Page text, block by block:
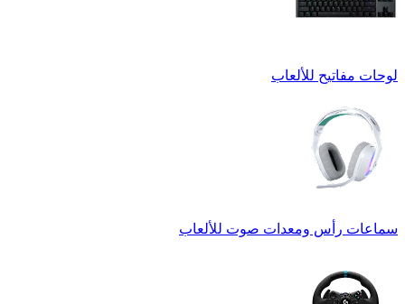
لوحات مفاتيح للألعاب
سماعات رأس ومعدات صوت للألعاب